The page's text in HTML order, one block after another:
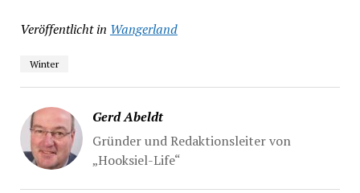
Veröffentlicht in Wangerland
Winter
Gerd Abeldt
Gründer und Redaktionsleiter von
„Hooksiel-Life“